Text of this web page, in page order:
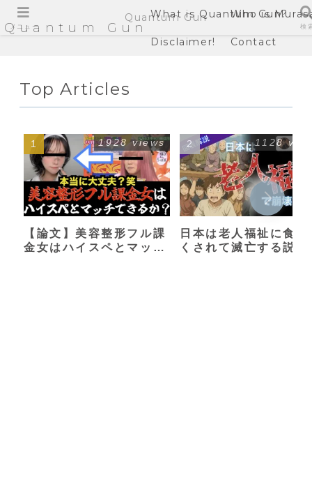
Quantum Gun
What is Quantum Gun?
Who is
Disclaimer! Contact
Top Articles
【論文】美容整形フル課
金女はハイスペとマッチ
1928 views
日本は老人福祉に食い
くされて滅亡する説
1128
メニュー
Quantum Gun
検